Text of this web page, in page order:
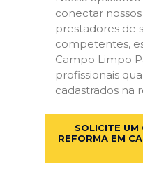
conectar
prestadores de
competentes,
Campo Limpo
profissionais
cadastrados na
SOLICITE UM
REFORMA EM